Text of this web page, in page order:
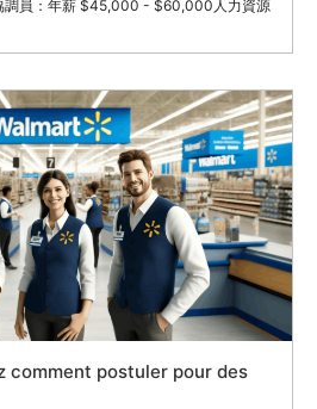
調員：年薪 $45,000 - $60,000人力資源
comment postuler pour des